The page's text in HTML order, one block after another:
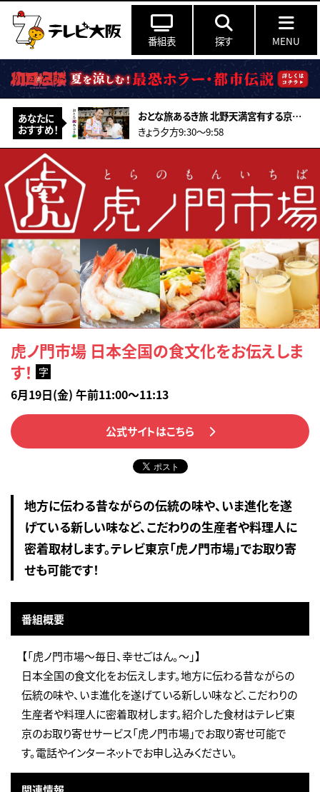
番組表 探す MENU
あなたに
おすすめ！
おとな旅あるき旅 北野天満宮有する京都！夏季限定！辛子豆腐に世界が注目推し畳！
きょう夕方9:30〜9:58
虎ノ門市場 日本全国の食文化をお伝えしま
す！
字
6月19日(金) 午前11:00～11:13
公式サイトはこちら
地方に伝わる昔ながらの伝統の味や、いま進化を遂
げている新しい味など、こだわりの生産者や料理人に
密着取材します。テレビ東京「虎ノ門市場」でお取り寄
せも可能です！
番組概要
【「虎ノ門市場～毎日、幸せごはん。～」】
日本全国の食文化をお伝えします。地方に伝わる昔ながらの
伝統の味や、いま進化を遂げている新しい味など、こだわりの
生産者や料理人に密着取材します。紹介した食材はテレビ東
京のお取り寄せサービス「虎ノ門市場」でお取り寄せ可能で
す。電話やインターネットでお申し込みください。